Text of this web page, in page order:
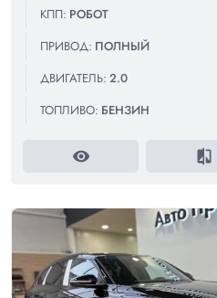
КПП: РОБОТ
ПРИВОД: ПОЛНЫЙ
ДВИГАТЕЛЬ: 2.0
ТОПЛИВО: БЕНЗИН
visibility compare